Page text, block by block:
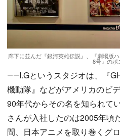
廊下に並んだ『銀河英雄伝説』、『劇場版
8号』のポ
――I.Gというスタジオは、『
機動隊』などがアメリカのビ
90年代からその名を知られて
さんが入社したのは2005年頃
間、日本アニメを取り巻くグ